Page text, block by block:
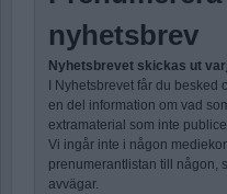
nyhetsbrev
Nyhetsbrevet skickas ut
I Nyhetsbrevet får du
en del information om vad
extramaterial som inte
Vi ingår inte i någon
prenumerantlistan till någon,
avvägar.